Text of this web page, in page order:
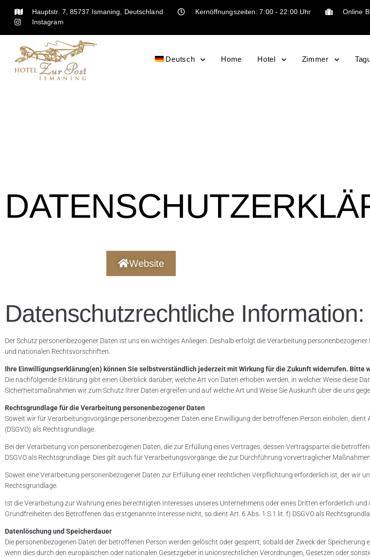
Hauptstr. 7, 85737 Ismaning, Deutschland Kernöffnungszeiten: 7:00 - 22:00 Uhr Online
Instagram
Deutsch Home Hotel Zimmer
Website
Datenschutzrechtliche Information:
Der Schutz personenbezogener Daten ist uns ein wichtiges Anliegen. Deshalb erfolgt die Verarbeitung
und nationalen Rechtsvorschriften.
Ihre Einwilligungserklärung(en) können Sie selbstverständlich jederzeit mit Wirkung für die Zukunft widerrufen. Bitte
Die nachfolgende Erklärung gibt einen Überblick darüber, welche Art von Daten erhoben werden, in welcher Weise diese
Sicherheitsmaßnahmen wir zum Schutz Ihrer Daten ergreifen und auf welche Art und Weise Sie Auskunft über die uns
Rechtsgrundlage für die Verarbeitung personenbezogener Daten
Soweit wir für Verarbeitungsvorgänge personenbezogener Daten eine Einwilligung der betroffenen Person einholen, dient
(DSGVO) als Rechtsgrundlage.
Bei der Verarbeitung von personenbezogenen Daten, die zur Erfüllung eines Vertrages, dessen Vertragspartei die
DSGVO als Rechtsgrundlage. Dies gilt auch für Verarbeitungsvorgänge, die zur Durchführung vorvertraglicher
Soweit eine Verarbeitung personenbezogener Daten zur Erfüllung einer rechtlichen Verpflichtung erforderlich ist, der wir
Rechtsgrundlage.
Ist die Verarbeitung zur Wahrung eines berechtigten Interesses unseres Unternehmens oder eines Dritten erforderlich
Grundfreiheiten des Betroffenen das erstgenannte Interesse nicht, so dient Art. 6 Abs. 1 S.1 lit. f) DSGVO als
Datenlöschung und Speicherdauer
Die personenbezogenen Daten der betroffenen Person werden gelöscht oder gesperrt, sobald der Zweck der Speicherung
wenn dies durch den europäischen oder nationalen Gesetzgeber in unionsrechtlichen Verordnungen, Gesetzen oder